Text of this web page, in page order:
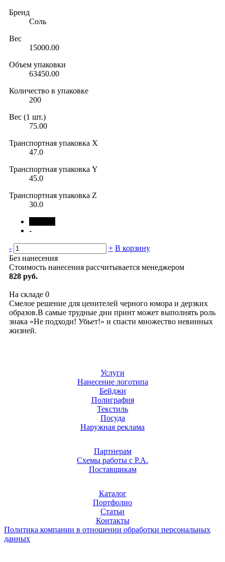
Бренд
Соль
Вес
15000.00
Объем упаковки
63450.00
Количество в упаковке
200
Вес (1 шт.)
75.00
Транспортная упаковка X
47.0
Транспортная упаковка Y
45.0
Транспортная упаковка Z
30.0
-
- + В корзину
Без нанесения
Стоимость нанесения рассчитывается менеджером
828 руб.
На складе 0
Смелое решение для ценителей черного юмора и дерзких
образов.В самые трудные дни принт может выполнять роль
знака «Не подходи! Убьет!» и спасти множество невинных
жизней.
Услуги
Нанесение логотипа
Бейджи
Полиграфия
Текстиль
Посуда
Наружная реклама
Партнерам
Схемы работы с Р.А.
Поставщикам
Каталог
Портфолио
Статьи
Контакты
Политика компании в отношении обработки персональных
данных